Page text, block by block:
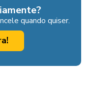
quando quiser.